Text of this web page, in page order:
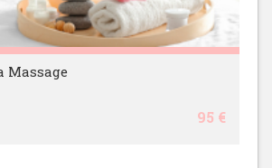
Massage
95 €